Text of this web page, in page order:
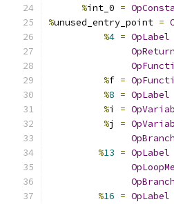
%int_0 =
%unused_entry_point =
%4 = OpLabel
OpReturn
%f =
%8 = OpLabel
%i =
%j =
OpBranch
%13 = OpLabel
OpBranch
%16 = OpLabel